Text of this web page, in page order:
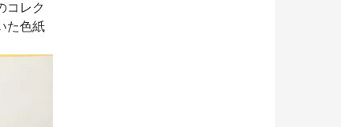
コレク
た色紙